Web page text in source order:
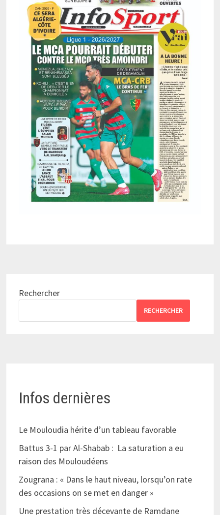
Rechercher
RECHERCHER
Infos dernières
Le Mouloudia hérite d’un tableau favorable
Battus 3-1 par Al-Shabab : La saturation a eu
raison des Mouloudéens
Zougrana : « Dans le haut niveau, lorsqu’on rate
des occasions on se met en danger »
Une prestation très décevante de Ramdane